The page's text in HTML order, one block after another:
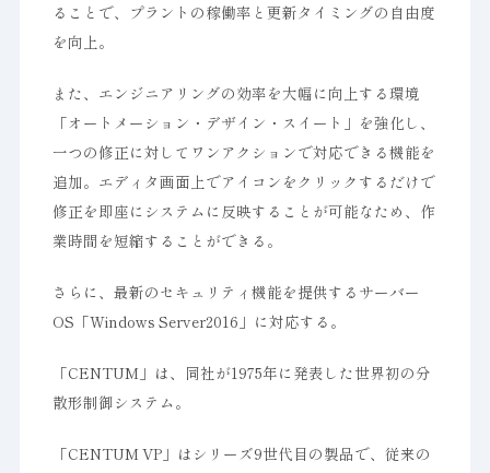
ることで、プラントの稼働率と更新タイミングの自由度
を向上。
また、エンジニアリングの効率を大幅に向上する環境
「オートメーション・デザイン・スイート」を強化し、
一つの修正に対してワンアクションで対応できる機能を
追加。エディタ画面上でアイコンをクリックするだけで
修正を即座にシステムに反映することが可能なため、作
業時間を短縮することができる。
さらに、最新のセキュリティ機能を提供するサーバー
OS「Windows Server2016」に対応する。
「CENTUM」は、同社が1975年に発表した世界初の分
散形制御システム。
「CENTUM VP」はシリーズ9世代目の製品で、従来の